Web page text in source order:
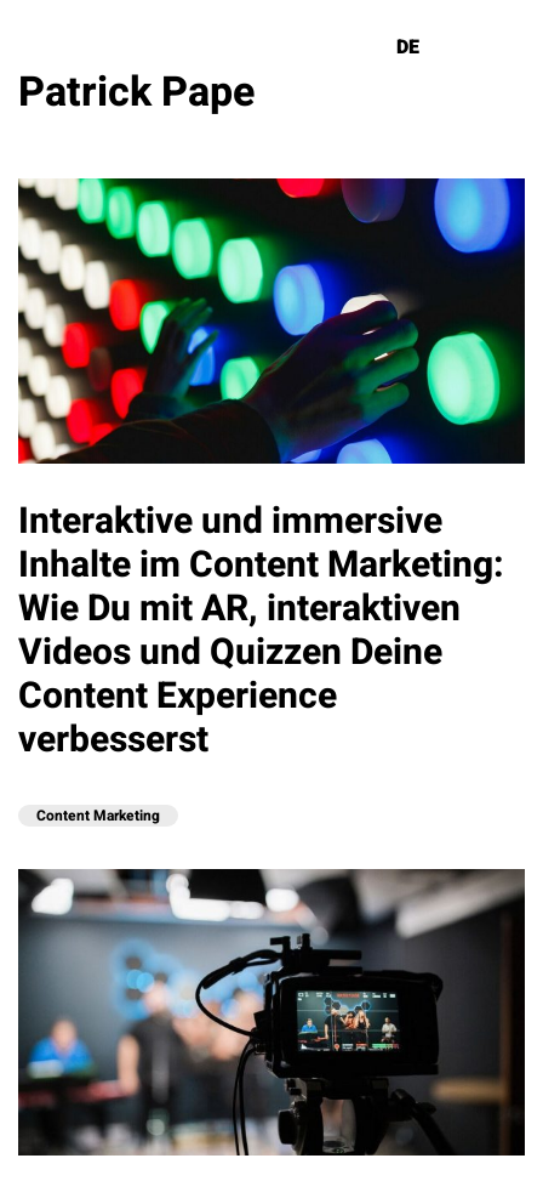
DE
Referenzen
Über uns
Know How
Newsletter
Kontakt
Patrick Pape
Interaktive und immersive
Inhalte im Content Marketing:
Wie Du mit AR, interaktiven
Videos und Quizzen Deine
Content Experience
verbesserst
Content Marketing